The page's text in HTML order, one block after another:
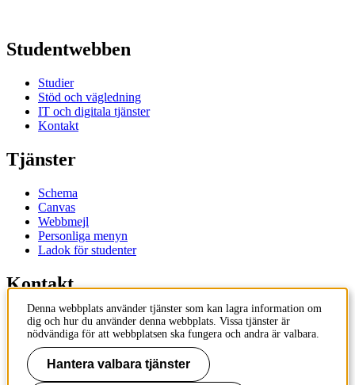
Studentwebben
Studier
Stöd och vägledning
IT och digitala tjänster
Kontakt
Tjänster
Schema
Canvas
Webbmejl
Personliga menyn
Ladok för studenter
Kontakt
Kontakta utbildningsprogram
Kontakta kurs
IT-support
KTH Entré
Denna webbplats använder tjänster som kan lagra information om
dig och hur du använder denna webbplats. Vissa tjänster är
nödvändiga för att webbplatsen ska fungera och andra är valbara.
Hantera valbara tjänster